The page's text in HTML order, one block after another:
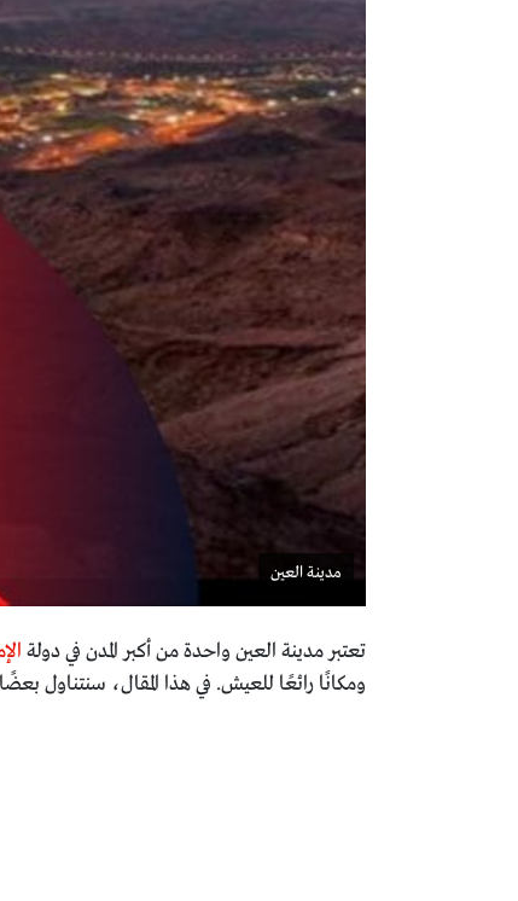
مدينة العين
تعتبر مدينة العين واحدة من أكبر المدن في دولة
ومكانًا رائعًا للعيش. في هذا المقال، سنتناول